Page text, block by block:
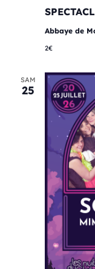
Abbaye de
2€
SAM
25